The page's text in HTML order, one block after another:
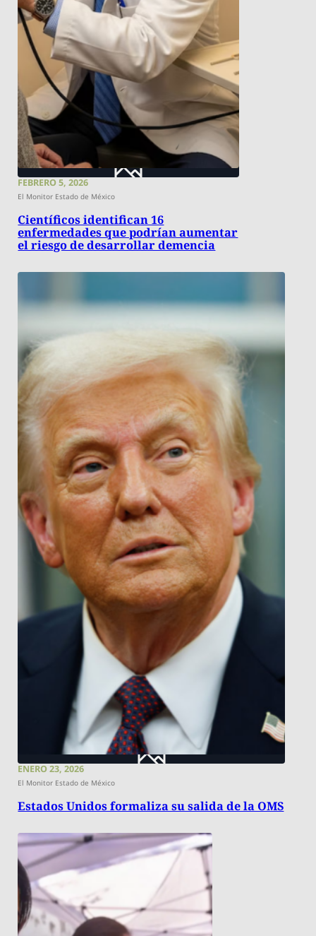
FEBRERO 5, 2026
El Monitor Estado de México
Científicos identifican 16
enfermedades que podrían aumentar
el riesgo de desarrollar demencia
ENERO 23, 2026
El Monitor Estado de México
Estados Unidos formaliza su salida de la OMS